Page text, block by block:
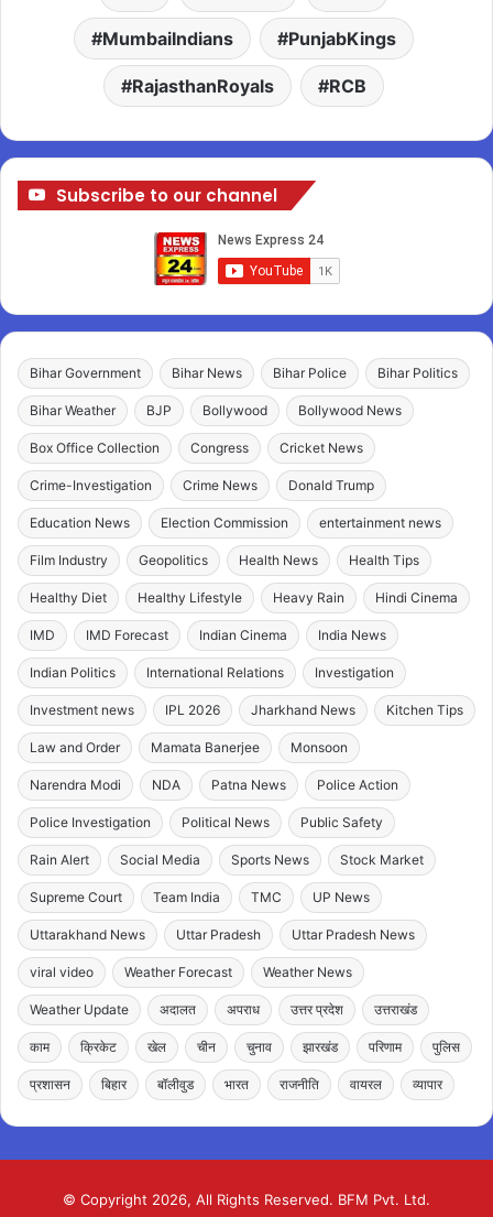
MumbaiIndians PunjabKings
RajasthanRoyals RCB
Subscribe to our channel
Bihar Government Bihar News Bihar Police Bihar Politics
Bihar Weather BJP Bollywood Bollywood News
Box Office Collection Congress Cricket News
Crime-Investigation Crime News Donald Trump
Education News Election Commission entertainment news
Film Industry Geopolitics Health News Health Tips
Healthy Diet Healthy Lifestyle Heavy Rain Hindi Cinema
IMD IMD Forecast Indian Cinema India News
Indian Politics International Relations Investigation
Investment news IPL 2026 Jharkhand News Kitchen Tips
Law and Order Mamata Banerjee Monsoon
Narendra Modi NDA Patna News Police Action
Police Investigation Political News Public Safety
Rain Alert Social Media Sports News Stock Market
Supreme Court Team India TMC UP News
Uttarakhand News Uttar Pradesh Uttar Pradesh News
viral video Weather Forecast Weather News
Weather Update अदालत अपराध उत्तर प्रदेश उत्तराखंड
काम क्रिकेट खेल चीन चुनाव झारखंड परिणाम पुलिस
प्रशासन बिहार बॉलीवुड भारत राजनीति वायरल व्यापार
© Copyright 2026, All Rights Reserved. BFM Pvt. Ltd.